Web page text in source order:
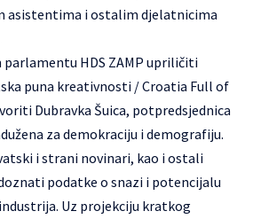
asistentima i ostalim djelatnicima
parlamentu HDS ZAMP upriličiti
puna kreativnosti / Croatia Full of
Dubravka Šuica, potpredsjednica
za demokraciju i demografiju.
i strani novinari, kao i ostali
podatke o snazi i potencijalu
Uz projekciju kratkog